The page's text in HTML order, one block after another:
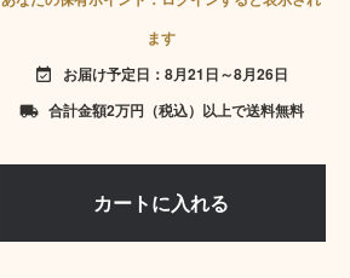
ます
event_available お届け予定日：8月21日～8月26日
local_shipping 合計金額2万円（税込）以上で送料無料